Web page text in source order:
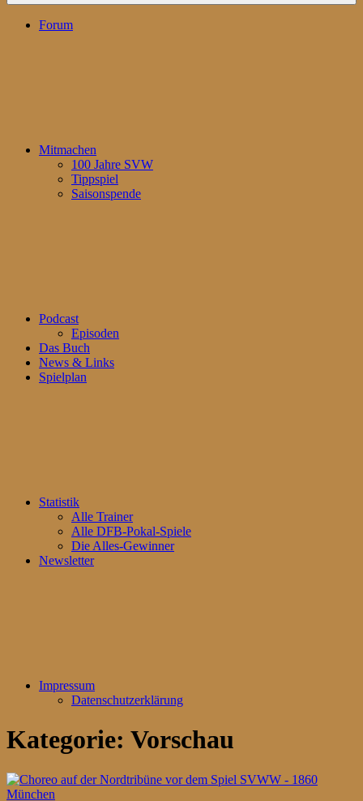
Forum
Mitmachen
100 Jahre SVW
Tippspiel
Saisonspende
Podcast
Episoden
Das Buch
News & Links
Spielplan
Statistik
Alle Trainer
Alle DFB-Pokal-Spiele
Die Alles-Gewinner
Newsletter
Impressum
Datenschutzerklärung
Kategorie: Vorschau